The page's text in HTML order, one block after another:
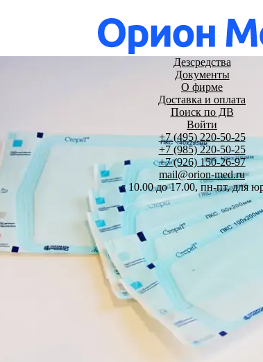
Дезсредства
Документы
О фирме
Доставка и оплата
Поиск по ДВ
Войти
+7 (495) 220-50-25
+7 (985) 220-50-25
+7 (926) 150-26-97
mail@orion-med.ru
c 10.00 до 17.00, пн-пт, для